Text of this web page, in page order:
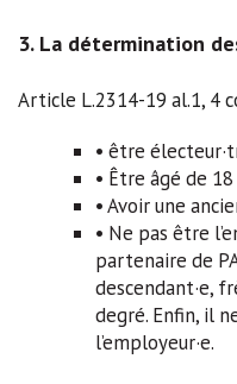
3. La détermination
Article L.2314-19 al.1, 4
• être
• Être âgé de
• Avoir une
• Ne pas être
partenaire de
descendant·e,
degré. Enfin, il
l’employeur·e.